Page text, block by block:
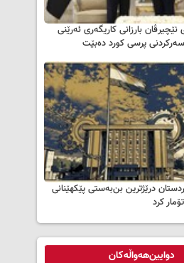
بارزانی كاریگه‌ری ئه‌رێنی
پرسی كورد ده‌بێت
درێژترین بن‌بەستی پێکهێنانی
کرد
دوایین‌هەواڵەکان